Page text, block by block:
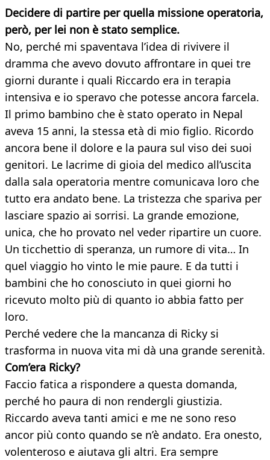
Decidere di partire per quella missione operatoria,
però, per lei non è stato semplice.
No, perché mi spaventava l’idea di rivivere il
dramma che avevo dovuto affrontare in quei tre
giorni durante i quali Riccardo era in terapia
intensiva e io speravo che potesse ancora farcela.
Il primo bambino che è stato operato in Nepal
aveva 15 anni, la stessa età di mio figlio. Ricordo
ancora bene il dolore e la paura sul viso dei suoi
genitori. Le lacrime di gioia del medico all’uscita
dalla sala operatoria mentre comunicava loro che
tutto era andato bene. La tristezza che spariva per
lasciare spazio ai sorrisi. La grande emozione,
unica, che ho provato nel veder ripartire un cuore.
Un ticchettio di speranza, un rumore di vita… In
quel viaggio ho vinto le mie paure. E da tutti i
bambini che ho conosciuto in quei giorni ho
ricevuto molto più di quanto io abbia fatto per
loro.
Perché vedere che la mancanza di Ricky si
trasforma in nuova vita mi dà una grande serenità.
Com’era Ricky?
Faccio fatica a rispondere a questa domanda,
perché ho paura di non rendergli giustizia.
Riccardo aveva tanti amici e me ne sono reso
ancor più conto quando se n’è andato. Era onesto,
volenteroso e aiutava gli altri. Era sempre